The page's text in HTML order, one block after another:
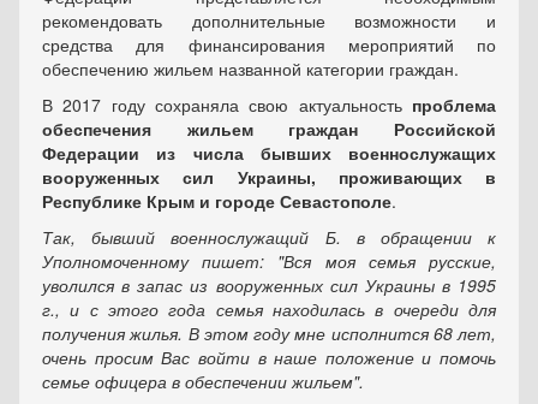
рекомендовать дополнительные возможности и
средства для финансирования мероприятий по
обеспечению жильем названной категории граждан.
В 2017 году сохраняла свою актуальность проблема
обеспечения жильем граждан Российской
Федерации из числа бывших военнослужащих
вооруженных сил Украины, проживающих в
Республике Крым и городе Севастополе.
Так, бывший военнослужащий Б. в обращении к
Уполномоченному пишет: "Вся моя семья русские,
уволился в запас из вооруженных сил Украины в 1995
г., и с этого года семья находилась в очереди для
получения жилья. В этом году мне исполнится 68 лет,
очень просим Вас войти в наше положение и помочь
семье офицера в обеспечении жильем".